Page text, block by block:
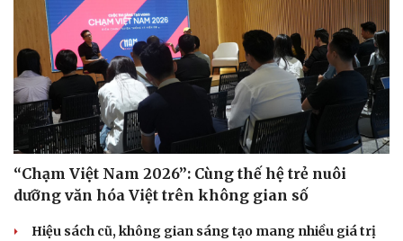
“Chạm Việt Nam 2026”: Cùng thế hệ trẻ nuôi
dưỡng văn hóa Việt trên không gian số
Hiệu sách cũ, không gian sáng tạo mang nhiều giá trị